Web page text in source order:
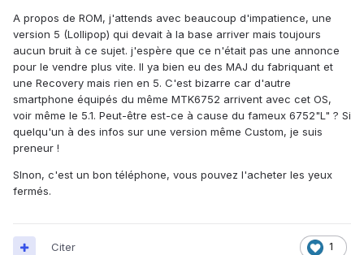
A propos de ROM, j'attends avec beaucoup d'impatience, une
version 5 (Lollipop) qui devait à la base arriver mais toujours
aucun bruit à ce sujet. j'espère que ce n'était pas une annonce
pour le vendre plus vite. Il ya bien eu des MAJ du fabriquant et
une Recovery mais rien en 5. C'est bizarre car d'autre
smartphone équipés du même MTK6752 arrivent avec cet OS,
voir même le 5.1. Peut-être est-ce à cause du fameux 6752"L" ? Si
quelqu'un à des infos sur une version même Custom, je suis
preneur !
SInon, c'est un bon téléphone, vous pouvez l'acheter les yeux
fermés.
1
Citer